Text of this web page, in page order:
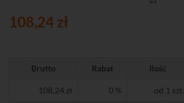
108,24 zł
Brutto Rabat Ilość
108,24 zł 0 % od 1 szt.